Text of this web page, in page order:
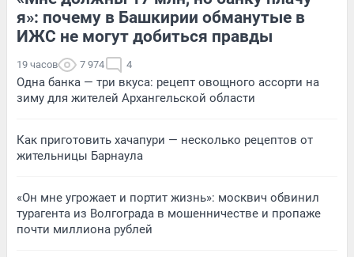
я»: почему в Башкирии обманутые в
ИЖС не могут добиться правды
19 часов 7 974 4
Одна банка — три вкуса: рецепт овощного ассорти на
зиму для жителей Архангельской области
Как приготовить хачапури — несколько рецептов от
жительницы Барнаула
«Он мне угрожает и портит жизнь»: москвич обвинил
турагента из Волгограда в мошенничестве и пропаже
почти миллиона рублей